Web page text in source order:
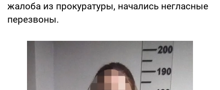
жалоба из прокуратуры, начались негласные
перезвоны.